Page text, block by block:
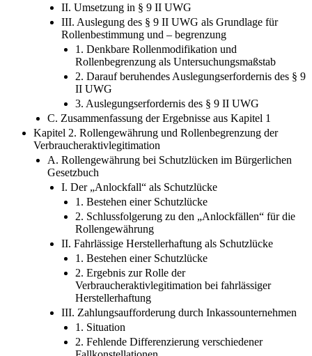
II. Umsetzung in § 9 II UWG
III. Auslegung des § 9 II UWG als Grundlage für
Rollenbestimmung und – begrenzung
1. Denkbare Rollenmodifikation und
Rollenbegrenzung als Untersuchungsmaßstab
2. Darauf beruhendes Auslegungserfordernis des § 9
II UWG
3. Auslegungserfordernis des § 9 II UWG
C. Zusammenfassung der Ergebnisse aus Kapitel 1
Kapitel 2. Rollengewährung und Rollenbegrenzung der
Verbraucheraktivlegitimation
A. Rollengewährung bei Schutzlücken im Bürgerlichen
Gesetzbuch
I. Der „Anlockfall“ als Schutzlücke
1. Bestehen einer Schutzlücke
2. Schlussfolgerung zu den „Anlockfällen“ für die
Rollengewährung
II. Fahrlässige Herstellerhaftung als Schutzlücke
1. Bestehen einer Schutzlücke
2. Ergebnis zur Rolle der
Verbraucheraktivlegitimation bei fahrlässiger
Herstellerhaftung
III. Zahlungsaufforderung durch Inkassounternehmen
1. Situation
2. Fehlende Differenzierung verschiedener